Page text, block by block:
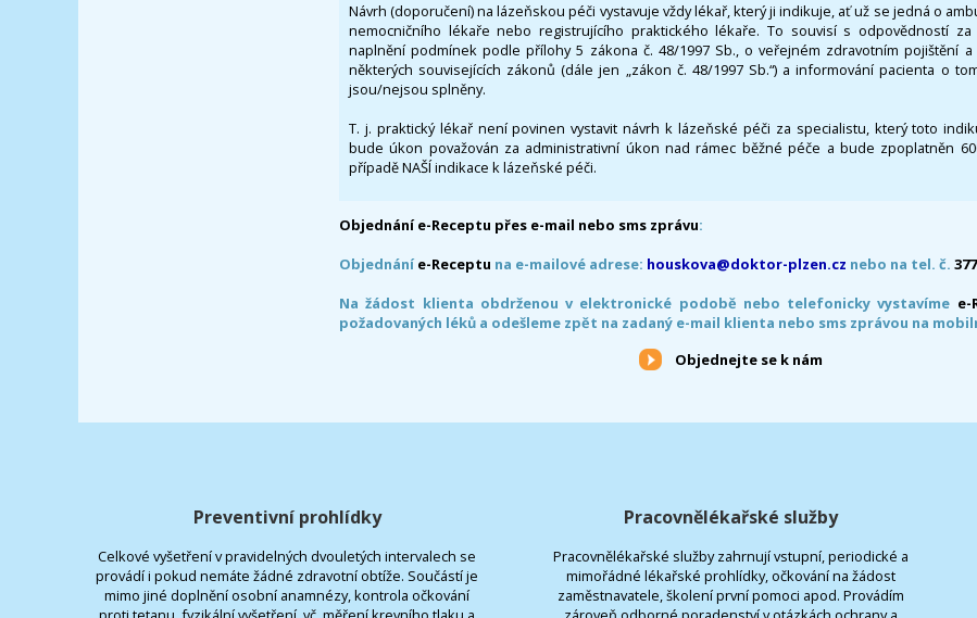
Návrh (doporučení) na lázeňskou péči vystavuje vždy lékař, který ji indikuje, ať už se jedná o
nemocničního lékaře nebo registrujícího praktického lékaře. To souvisí s odpovědností
naplnění podmínek podle přílohy 5 zákona č. 48/1997 Sb., o veřejném zdravotním pojištění
některých souvisejících zákonů (dále jen „zákon č. 48/1997 Sb.“) a informování pacienta o
jsou/nejsou splněny.
T. j. praktický lékař není povinen vystavit návrh k lázeňské péči za specialistu, který toto
bude úkon považován za administrativní úkon nad rámec běžné péče a bude zpoplatněn
případě NAŠÍ indikace k lázeňské péči.
Objednání e-Receptu přes e-mail nebo sms zprávu:
Objednáníe-Receptu na e-mailové adrese: houskova@doktor-plzen.cz nebo na tel. č.
Na žádost klienta obdrženou v elektronické podobě nebo telefonicky vystavíme e-
požadovaných léků a odešleme zpět na zadaný e-mail klienta nebo sms zprávou na
Objednejte se k nám
Preventivní prohlídky
Celkové vyšetření v pravidelných dvouletých intervalech se
provádí i pokud nemáte žádné zdravotní obtíže. Součástí je
mimo jiné doplnění osobní anamnézy, kontrola očkování
Pracovnělékařské služby
Pracovnělékařské služby zahrnují vstupní, periodické a
mimořádné lékařské prohlídky, očkování na žádost
zaměstnavatele, školení první pomoci apod. Provádím